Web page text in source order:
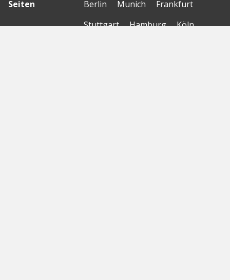
Seiten
Berlin Munich
Frankfurt
Stuttgart
Hamburg
Köln